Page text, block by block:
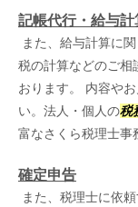
記帳代行・給与計
また、給与計算に
税の計算などのご相
おります。 内容や
い。法人・個人の税
富なさくら税理士事
確定申告
また、税理士に依